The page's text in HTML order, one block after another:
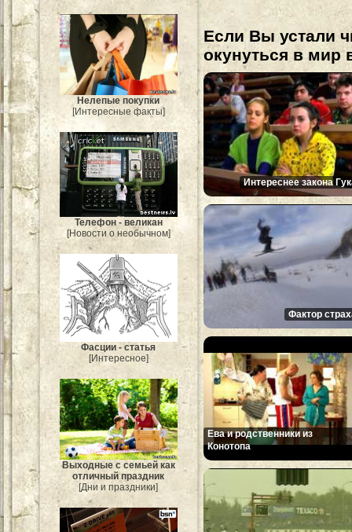
Нелепые покупки
[Интересные факты]
Телефон - великан
[Новости о необычном]
Фасции - статья
[Интересное]
Выходные с семьей как
отличный праздник
[Дни и праздники]
Если Вы устали
окунуться в мир
Интереснее закона
Фактор
Ева и родственники из
Конотопа